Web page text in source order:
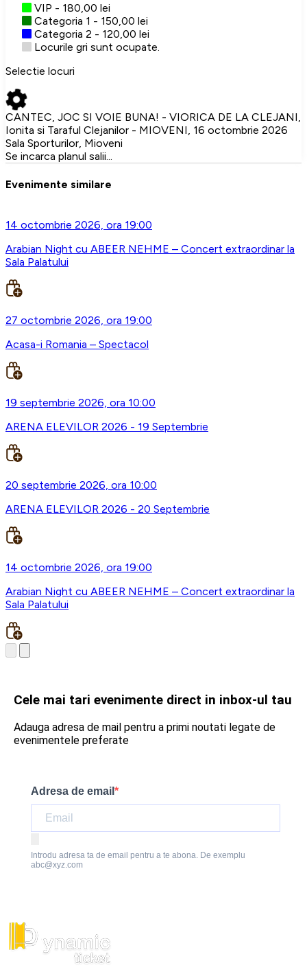
VIP - 180,00 lei
Categoria 1 - 150,00 lei
Categoria 2 - 120,00 lei
Locurile gri sunt ocupate.
Selectie locuri
CANTEC, JOC SI VOIE BUNA! - VIORICA DE LA CLEJANI,
Ionita si Taraful Clejanilor - MIOVENI, 16 octombrie 2026
Sala Sporturilor, Mioveni
Se incarca planul salii...
Evenimente similare
14 octombrie 2026, ora 19:00
Arabian Night cu ABEER NEHME – Concert extraordinar la
Sala Palatului
27 octombrie 2026, ora 19:00
Acasa-i Romania – Spectacol
19 septembrie 2026, ora 10:00
ARENA ELEVILOR 2026 - 19 Septembrie
20 septembrie 2026, ora 10:00
ARENA ELEVILOR 2026 - 20 Septembrie
14 octombrie 2026, ora 19:00
Arabian Night cu ABEER NEHME – Concert extraordinar la
Sala Palatului
Cele mai tari evenimente direct in inbox-ul tau
Adauga adresa de mail pentru a primi noutati legate de
evenimentele preferate
Adresa de email
Introdu adresa ta de email pentru a te abona. De exemplu
abc@xyz.com